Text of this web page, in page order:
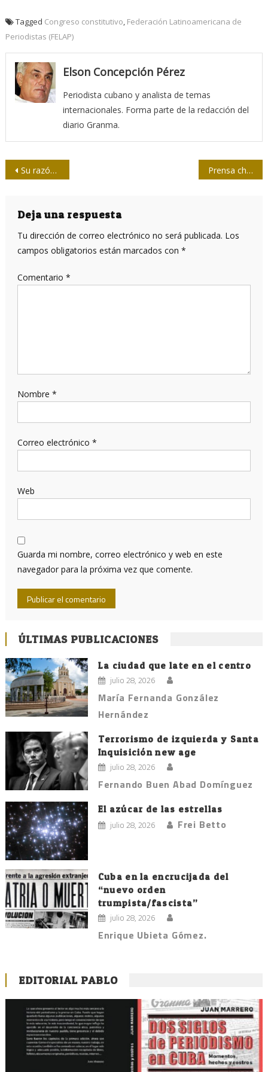
Tagged Congreso constitutivo, Federación Latinoamericana de
Periodistas (FELAP)
Elson Concepción Pérez
Periodista cubano y analista de temas
internacionales. Forma parte de la redacción del
diario Granma.
Navegación
entradas
Su razón era el periodismo y la ética Prensa chilena estrecha lazos con Cuba
Deja una respuesta
Tu dirección de correo electrónico no será publicada. Los
campos obligatorios están marcados con *
Comentario *
Nombre *
Correo electrónico *
Web
Guarda mi nombre, correo electrónico y web en este
navegador para la próxima vez que comente.
ÚLTIMAS PUBLICACIONES
La ciudad que late en el centro
julio 28, 2026
María Fernanda González
Hernández
Terrorismo de izquierda y Santa
Inquisición new age
julio 28, 2026
Fernando Buen Abad Domínguez
El azúcar de las estrellas
julio 28, 2026 Frei Betto
Cuba en la encrucijada del
“nuevo orden
trumpista/fascista”
julio 28, 2026
Enrique Ubieta Gómez.
EDITORIAL PABLO